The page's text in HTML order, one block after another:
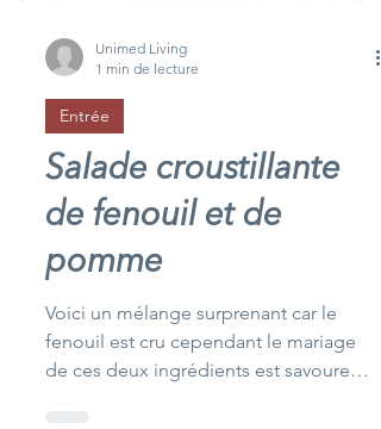
1 min de lecture
Entrée
Salade croustillante
de fenouil et de